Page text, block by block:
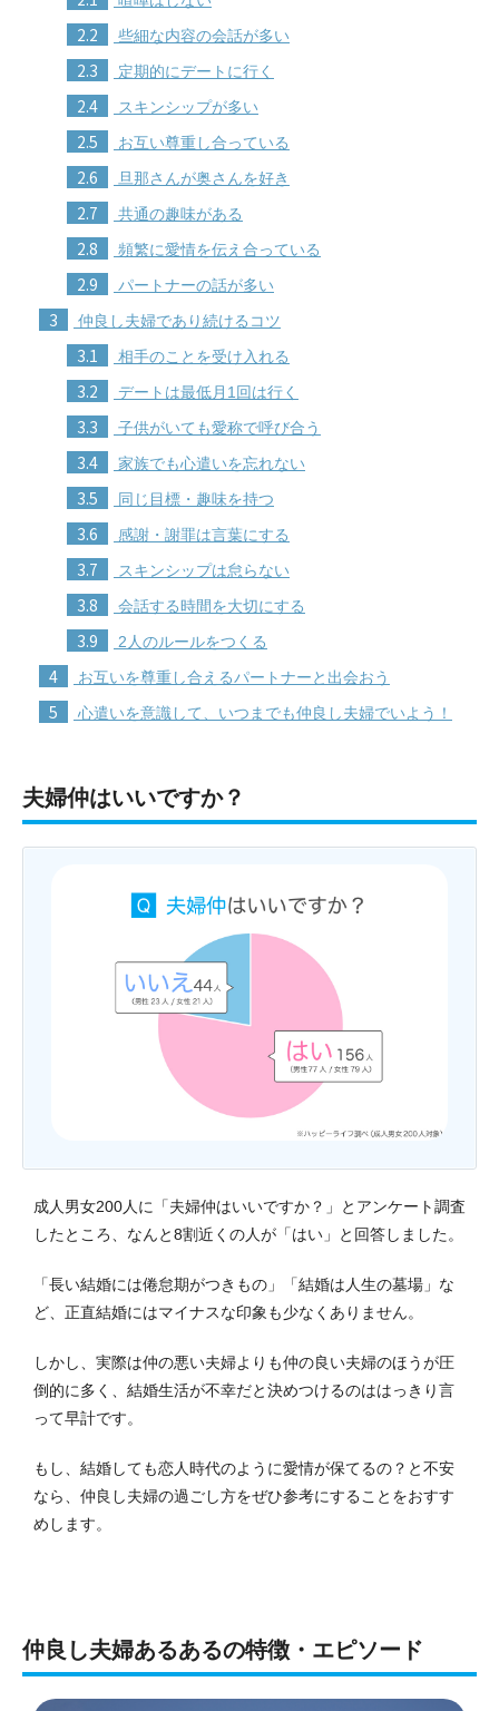
2.2 些細な内容の会話が多い
2.3 定期的にデートに行く
2.4 スキンシップが多い
2.5 お互い尊重し合っている
2.6 旦那さんが奥さんを好き
2.7 共通の趣味がある
2.8 頻繁に愛情を伝え合っている
2.9 パートナーの話が多い
3 仲良し夫婦であり続けるコツ
3.1 相手のことを受け入れる
3.2 デートは最低月1回は行く
3.3 子供がいても愛称で呼び合う
3.4 家族でも心遣いを忘れない
3.5 同じ目標・趣味を持つ
3.6 感謝・謝罪は言葉にする
3.7 スキンシップは怠らない
3.8 会話する時間を大切にする
3.9 2人のルールをつくる
4 お互いを尊重し合えるパートナーと出会おう
5 心遣いを意識して、いつまでも仲良し夫婦でいよう！
夫婦仲はいいですか？
成人男女200人に「夫婦仲はいいですか？」とアンケート調査
したところ、なんと8割近くの人が「はい」と回答しました。
「長い結婚には倦怠期がつきもの」「結婚は人生の墓場」な
ど、正直結婚にはマイナスな印象も少なくありません。
しかし、実際は仲の悪い夫婦よりも仲の良い夫婦のほうが圧
倒的に多く、結婚生活が不幸だと決めつけるのははっきり言
って早計です。
もし、結婚しても恋人時代のように愛情が保てるの？と不安
なら、仲良し夫婦の過ごし方をぜひ参考にすることをおすす
めします。
仲良し夫婦あるあるの特徴・エピソード